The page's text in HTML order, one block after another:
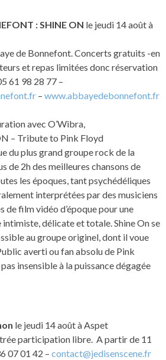
: SHINE ON le jeudi 14 août à
de Bonnefont. Concerts gratuits -en
et repas limitées donc réservation
61 98 28 77 –
– www.abbayedebonnefont.fr
avec O’Wibra,
– Tribute to Pink Floyd
du plus grand groupe rock de la
de 2h des meilleures chansons de
les époques, tant psychédéliques
interprétées par des musiciens
de film vidéo d’époque pour une
délicate et totale. Shine On se
au groupe originel, dont il voue
averti ou fan absolu de Pink
insensible à la puissance dégagée
le jeudi 14 août à Aspet
participation libre. A partir de 11
07 01 42 – contact@jedisenscene.fr